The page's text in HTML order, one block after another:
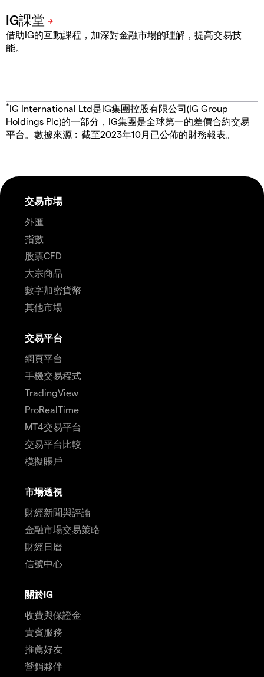
借助IG的互動課程，加深對金融市場的理解，提高交易技
能。
*IG International Ltd是IG集團控股有限公司(IG Group
Holdings Plc)的一部分，IG集團是全球第一的差價合約交易
平台。數據來源︰截至2023年10月已公佈的財務報表。
交易市場
外匯
指數
股票CFD
大宗商品
數字加密貨幣
其他市場
交易平台
網頁平台
手機交易程式
TradingView
ProRealTime
MT4交易平台
交易平台比較
模擬賬戶
市場透視
財經新聞與評論
金融市場交易策略
財經日曆
信號中心
關於IG
收費與保證金
貴賓服務
推薦好友
營銷夥伴